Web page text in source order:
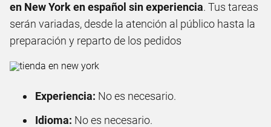
en New York en español sin experiencia. Tus tareas
serán variadas, desde la atención al público hasta la
preparación y reparto de los pedidos
Experiencia: No es necesario.
Idioma: No es necesario.